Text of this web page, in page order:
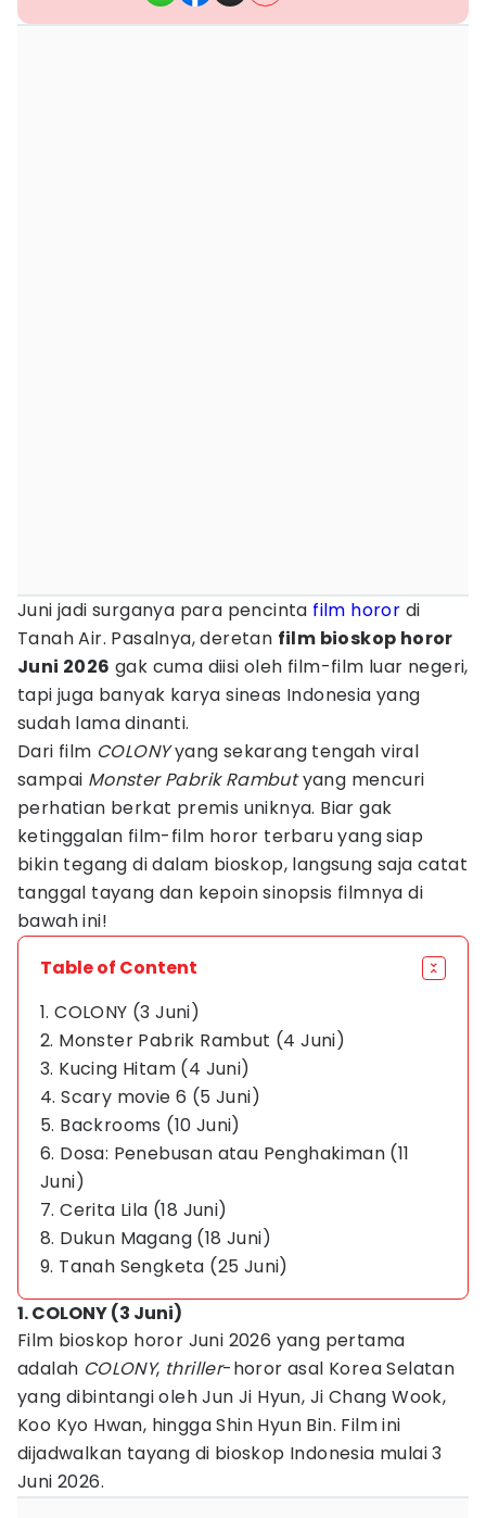
Juni jadi surganya para pencinta film horor di
Tanah Air. Pasalnya, deretan film bioskop horor
Juni 2026 gak cuma diisi oleh film-film luar negeri,
tapi juga banyak karya sineas Indonesia yang
sudah lama dinanti.
Dari film COLONYyang sekarang tengah viral
sampai Monster Pabrik Rambutyang mencuri
perhatian berkat premis uniknya. Biar gak
ketinggalan film-film horor terbaru yang siap
bikin tegang di dalam bioskop, langsung saja catat
tanggal tayang dan kepoin sinopsis filmnya di
bawah ini!
Table of Content
1. COLONY (3 Juni)
2. Monster Pabrik Rambut (4 Juni)
3. Kucing Hitam (4 Juni)
4. Scary movie 6 (5 Juni)
5. Backrooms (10 Juni)
6. Dosa: Penebusan atau Penghakiman (11
Juni)
7. Cerita Lila (18 Juni)
8. Dukun Magang (18 Juni)
9. Tanah Sengketa (25 Juni)
1. COLONY (3 Juni)
Film bioskop horor Juni 2026 yang pertama
adalah COLONY, thriller-horor asal Korea Selatan
yang dibintangi oleh Jun Ji Hyun, Ji Chang Wook,
Koo Kyo Hwan, hingga Shin Hyun Bin. Film ini
dijadwalkan tayang di bioskop Indonesia mulai 3
Juni 2026.